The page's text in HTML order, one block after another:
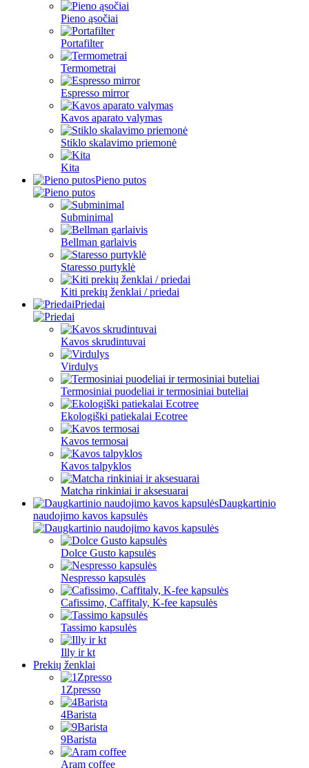
Pieno ąsočiai
Portafilter
Termometrai
Espresso mirror
Kavos aparato valymas
Stiklo skalavimo priemonė
Kita
Pieno putos
Subminimal
Bellman garlaivis
Staresso purtyklė
Kiti prekių ženklai / priedai
Priedai
Kavos skrudintuvai
Virdulys
Termosiniai puodeliai ir termosiniai buteliai
Ekologiški patiekalai Ecotree
Kavos termosai
Kavos talpyklos
Matcha rinkiniai ir aksesuarai
Daugkartinio
naudojimo kavos kapsulės
Dolce Gusto kapsulės
Nespresso kapsulės
Cafissimo, Caffitaly, K-fee kapsulės
Tassimo kapsulės
Illy ir kt
Prekių ženklai
1Zpresso
4Barista
9Barista
Aram coffee